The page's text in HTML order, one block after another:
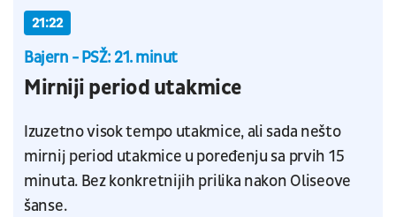
21:22
Bajern - PSŽ: 21. minut
Mirniji period utakmice
Izuzetno visok tempo utakmice, ali sada nešto
mirnij period utakmice u poređenju sa prvih 15
minuta. Bez konkretnijih prilika nakon Oliseove
šanse.